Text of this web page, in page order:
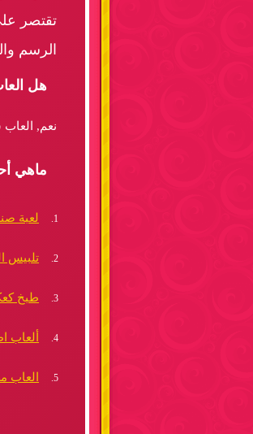
تقتصر
الرسم
هل
نعم,
ماهي
لعبة
تلبيس
طبخ
ألعاب
العاب